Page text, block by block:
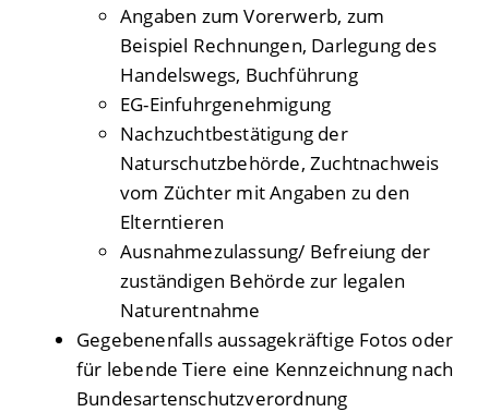
Angaben zum Vorerwerb, zum
Beispiel Rechnungen, Darlegung des
Handelswegs, Buchführung
EG-Einfuhrgenehmigung
Nachzuchtbestätigung der
Naturschutzbehörde, Zuchtnachweis
vom Züchter mit Angaben zu den
Elterntieren
Ausnahmezulassung/ Befreiung der
zuständigen Behörde zur legalen
Naturentnahme
Gegebenenfalls aussagekräftige Fotos oder
für lebende Tiere eine Kennzeichnung nach
Bundesartenschutzverordnung